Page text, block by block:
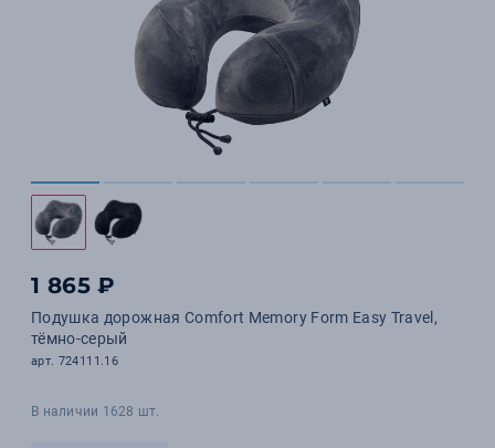
1 865 ₽
Подушка дорожная Сomfort Memory Form Easy Travel,
тёмно-серый
арт. 724111.16
В наличии 1628 шт.